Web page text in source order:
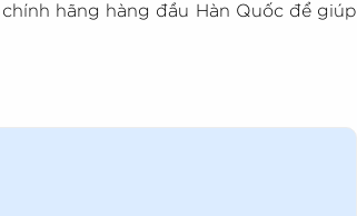
hãng hàng đầu Hàn Quốc để giúp